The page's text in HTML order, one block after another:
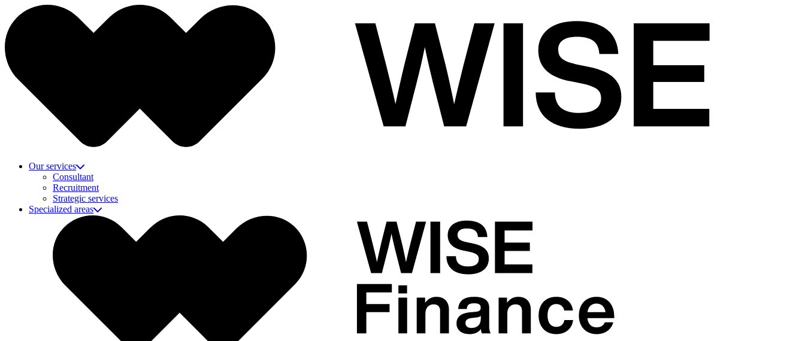
Our services
Consultant
Recruitment
Strategic services
Specialized areas